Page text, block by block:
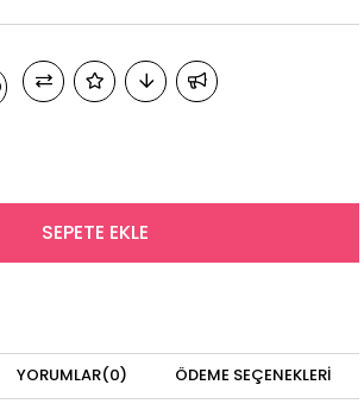
YORUMLAR(0) ÖDEME SEÇENEKLERI